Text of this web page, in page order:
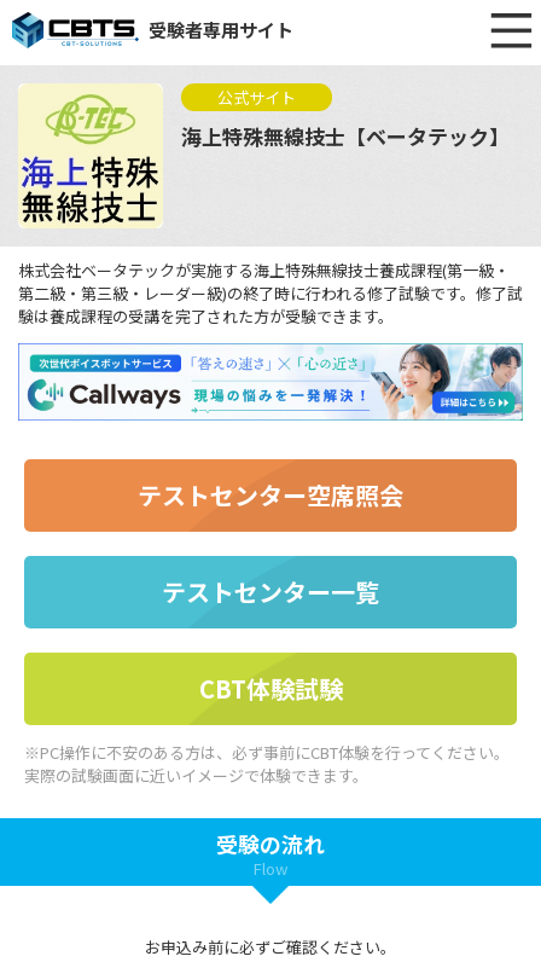
受験者専用サイト
公式サイト
海上特殊無線技士【ベータテック】
株式会社ベータテックが実施する海上特殊無線技士養成課程(第一級・
第二級・第三級・レーダー級)の終了時に行われる修了試験です。修了試
験は養成課程の受講を完了された方が受験できます。
テストセンター空席照会
テストセンター一覧
CBT体験試験
※PC操作に不安のある方は、必ず事前にCBT体験を行ってください。
実際の試験画面に近いイメージで体験できます。
受験の流れ
Flow
お申込み前に必ずご確認ください。